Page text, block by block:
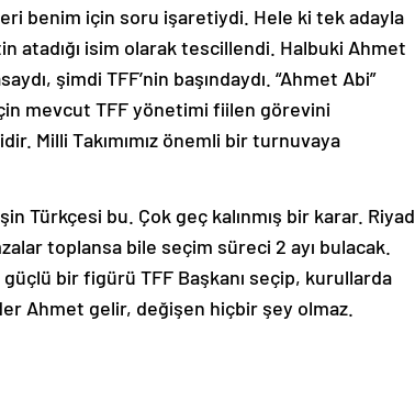
benim için soru işaretiydi. Hele ki tek adayla
atadığı isim olarak tescillendi. Halbuki Ahmet
şimdi TFF’nin başındaydı. “Ahmet Abi”
mevcut TFF yönetimi fiilen görevini
Milli Takımımız önemli bir turnuvaya
Türkçesi bu. Çok geç kalınmış bir karar. Riyad
toplansa bile seçim süreci 2 ayı bulacak.
güçlü bir figürü TFF Başkanı seçip, kurullarda
Ahmet gelir, değişen hiçbir şey olmaz.